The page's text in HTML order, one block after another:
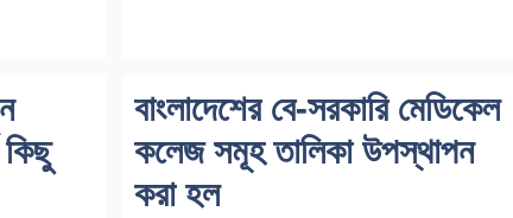
বাংলাদেশের বে-সরকারি মেডিকেল
কলেজ সমূহ তালিকা উপস্থাপন
করা হল